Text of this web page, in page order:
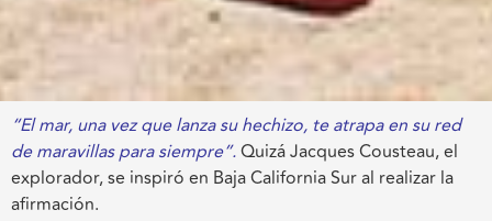
“El mar, una vez que lanza su hechizo, te atrapa en su red
de maravillas para siempre”.Quizá Jacques Cousteau, el
explorador, se inspiró en Baja California Sur al realizar la
afirmación.